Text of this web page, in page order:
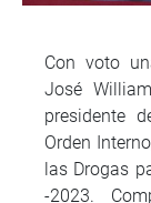
Con voto
José
presidente
Orden
las Drogas
-2023.